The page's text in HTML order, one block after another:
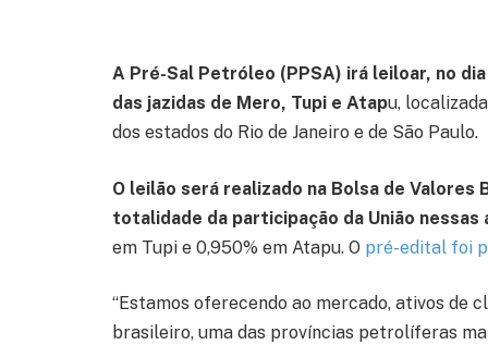
A Pré-Sal Petróleo (PPSA) irá leiloar, no
das jazidas de Mero, Tupi e Atapu,
dos estados do Rio de Janeiro e de São Paulo.
O leilão será realizado na Bolsa de Valores
totalidade da participação da União nessas
em Tupi e 0,950% em Atapu. O pré-edital foi
“Estamos oferecendo ao mercado, ativos de
brasileiro, uma das províncias petrolíferas